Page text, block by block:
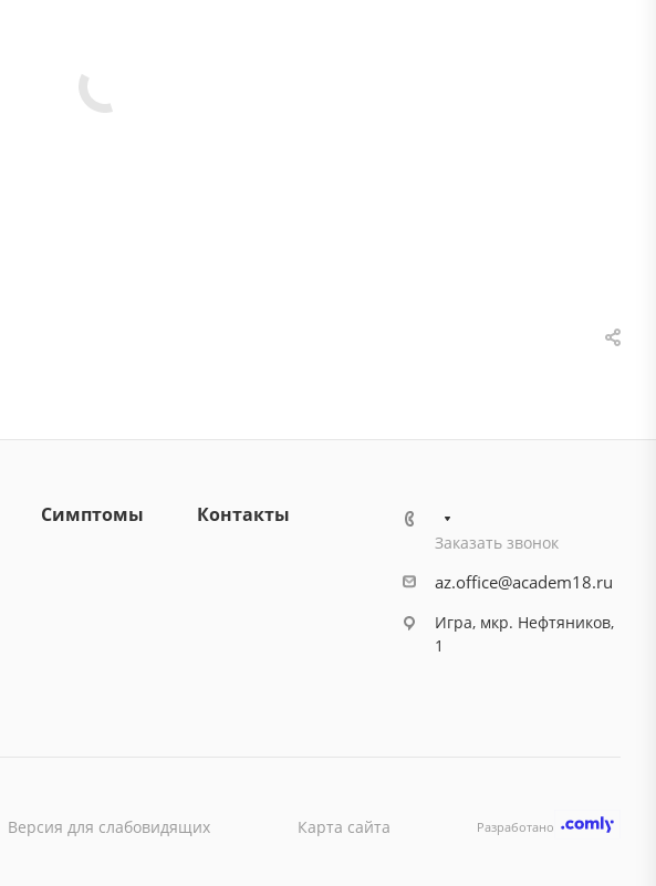
Симптомы Контакты
Заказать звонок
az.office@academ18.ru
Игра, мкр. Нефтяников,
1
Версия для слабовидящих Карта сайта Разработано